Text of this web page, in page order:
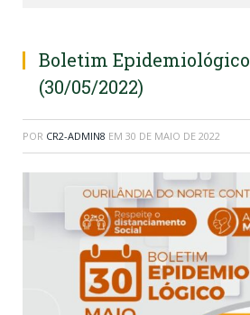
Boletim Epidemiológico
(30/05/2022)
POR CR2-ADMIN8 EM 30 DE MAIO DE 2022